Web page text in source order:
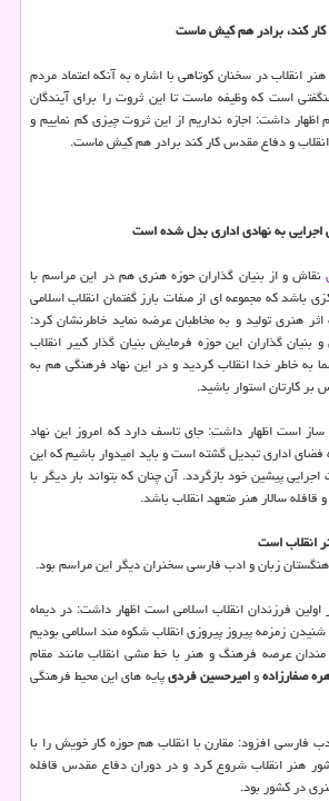
کند، برادر هم کیش ماست
انقلاب در سخنان کوتاهی با اشاره به آنکه اعتماد مردم
است که وظیفه ماست تا این ثروت را برای آیندگان
اظهار داشت: اجازه نداریم از این ثروت چیزی کم نماییم و
و دفاع مقدس کار کند برادر هم کیش ماست.
اجرایی به نهادی اداری بدل شده است
نقاش و از بنیان گذاران حوزه هنری هم در این مراسم با
باشد که مجموعه ای از صفات بارز گفتمان انقلاب اسلامی
هنری تولید و به مخاطبان عرضه نماید خاطرنشان کرد:
گذاران این حوزه فرمایش بنیان گذار کبیر انقلاب
به خاطر خدا انقلاب کردید و در این نهاد فرهنگی هم به
بر کارتان استوار باشید.
ساز است اظهار داشت: جای تاسف دارد که امروز این نهاد
اداری تبدیل گشته است و باید امیدوار باشیم که این
پیشین خود بازگردد. آن چنان که بتواند بار دیگر با
سالار هنر متعهد انقلاب باشد.
انقلاب است
زبان و ادب فارسی سخنران دیگر این مراسم بود.
اولین فرزندان انقلاب اسلامی است اظهار داشت: در دیماه
شنیدن زمزمه پیروز پیروزی انقلاب شکوه مند اسلامی بودیم
عرصه فرهنگ و هنر با خط مشی انقلاب مانند مقام
صفارزادهوامیرحسین فردیپایه های این محیط فرهنگی
فارسی افزود: مقارن با انقلاب هم حوزه کار خویش را با
هنر انقلاب شروع کرد و در دوران دفاع مقدس قافله
در کشور بود.